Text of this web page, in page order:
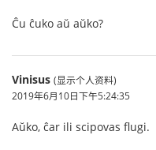
Ĉu ĉuko aŭ aŭko?
Vinisus (显示个人资料)
2019年6月10日下午5:24:35
Aŭko, ĉar ili scipovas flugi.